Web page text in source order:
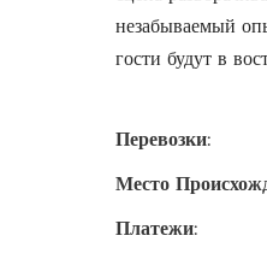
незабываемый
гости будут в
Перевозки:
Место
Платежи: